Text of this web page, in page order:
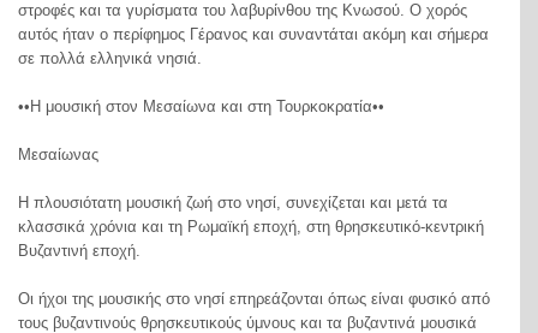
στροφές και τα γυρίσματα του λαβυρίνθου της Κνωσού. Ο χορός
αυτός ήταν ο περίφημος Γέρανος και συναντάται ακόμη και σήμερα
σε πολλά ελληνικά νησιά.
••Η μουσική στον Μεσαίωνα και στη Τουρκοκρατία••
Μεσαίωνας
Η πλουσιότατη μουσική ζωή στο νησί, συνεχίζεται και μετά τα
κλασσικά χρόνια και τη Ρωμαϊκή εποχή, στη θρησκευτικό-κεντρική
Βυζαντινή εποχή.
Οι ήχοι της μουσικής στο νησί επηρεάζονται όπως είναι φυσικό από
τους βυζαντινούς θρησκευτικούς ύμνους και τα βυζαντινά μουσικά